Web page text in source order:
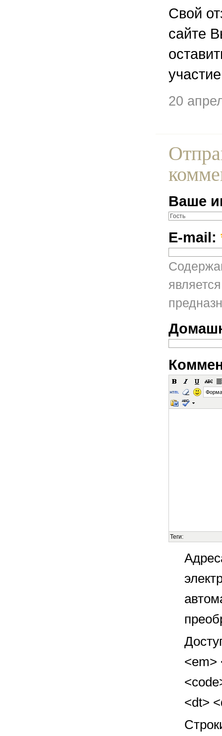
Свой
сайте
20
Ваше
E-mail:
Теги:
<em>
<dt>